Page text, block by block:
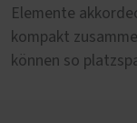
Elemente
kompakt
können so